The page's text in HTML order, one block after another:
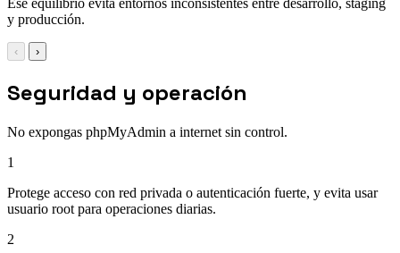
y producción.
‹ ›
Seguridad y operación
No expongas phpMyAdmin a internet sin control.
1
Protege acceso con red privada o autenticación fuerte, y evita usar
usuario root para operaciones diarias.
2